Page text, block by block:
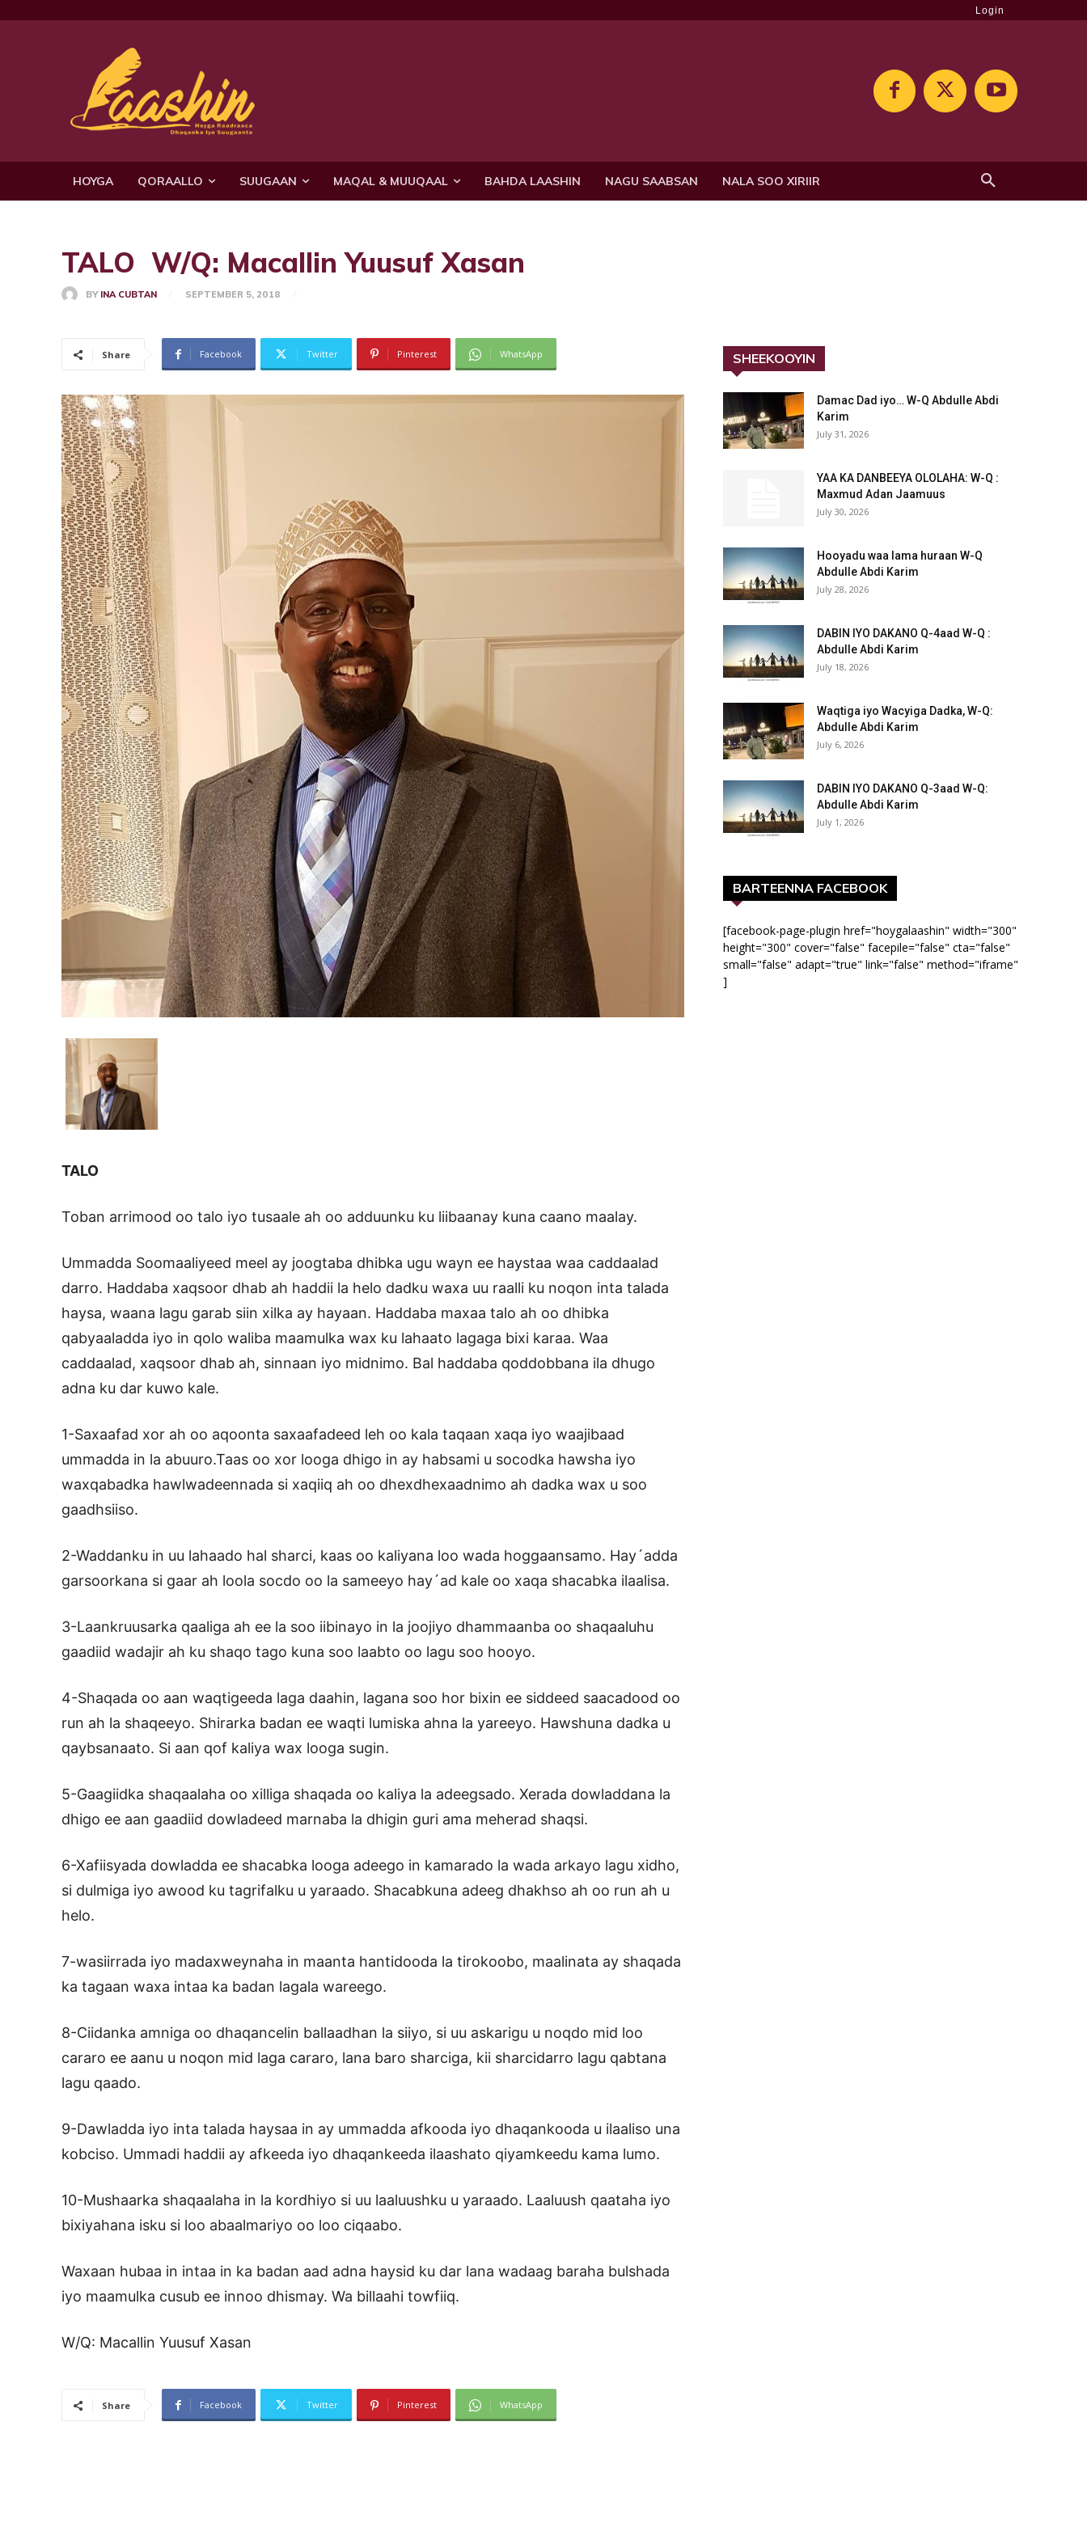
Login
HOYGA QORAALLO SUUGAAN MAQAL & MUUQAAL BAHDA LAASHIN NAGU SAABSAN NALA SOO XIRIIR
TALO W/Q: Macallin Yuusuf Xasan
BY INA CUBTAN SEPTEMBER 5, 2018
Share Facebook Twitter Pinterest WhatsApp
TALO
Toban arrimood oo talo iyo tusaale ah oo adduunku ku liibaanay kuna caano maalay.
Ummadda Soomaaliyeed meel ay joogtaba dhibka ugu wayn ee haystaa waa caddaalad
darro. Haddaba xaqsoor dhab ah haddii la helo dadku waxa uu raalli ku noqon inta talada
haysa, waana lagu garab siin xilka ay hayaan. Haddaba maxaa talo ah oo dhibka
qabyaaladda iyo in qolo waliba maamulka wax ku lahaato lagaga bixi karaa. Waa
caddaalad, xaqsoor dhab ah, sinnaan iyo midnimo. Bal haddaba qoddobbana ila dhugo
adna ku dar kuwo kale.
1-Saxaafad xor ah oo aqoonta saxaafadeed leh oo kala taqaan xaqa iyo waajibaad
ummadda in la abuuro.Taas oo xor looga dhigo in ay habsami u socodka hawsha iyo
waxqabadka hawlwadeennada si xaqiiq ah oo dhexdhexaadnimo ah dadka wax u soo
gaadhsiiso.
2-Waddanku in uu lahaado hal sharci, kaas oo kaliyana loo wada hoggaansamo. Hay´adda
garsoorkana si gaar ah loola socdo oo la sameeyo hay´ad kale oo xaqa shacabka ilaalisa.
3-Laankruusarka qaaliga ah ee la soo iibinayo in la joojiyo dhammaanba oo shaqaaluhu
gaadiid wadajir ah ku shaqo tago kuna soo laabto oo lagu soo hooyo.
4-Shaqada oo aan waqtigeeda laga daahin, lagana soo hor bixin ee siddeed saacadood oo
run ah la shaqeeyo. Shirarka badan ee waqti lumiska ahna la yareeyo. Hawshuna dadka u
qaybsanaato. Si aan qof kaliya wax looga sugin.
5-Gaagiidka shaqaalaha oo xilliga shaqada oo kaliya la adeegsado. Xerada dowladdana la
dhigo ee aan gaadiid dowladeed marnaba la dhigin guri ama meherad shaqsi.
6-Xafiisyada dowladda ee shacabka looga adeego in kamarado la wada arkayo lagu xidho,
si dulmiga iyo awood ku tagrifalku u yaraado. Shacabkuna adeeg dhakhso ah oo run ah u
helo.
7-wasiirrada iyo madaxweynaha in maanta hantidooda la tirokoobo, maalinata ay shaqada
ka tagaan waxa intaa ka badan lagala wareego.
8-Ciidanka amniga oo dhaqancelin ballaadhan la siiyo, si uu askarigu u noqdo mid loo
cararo ee aanu u noqon mid laga cararo, lana baro sharciga, kii sharcidarro lagu qabtana
lagu qaado.
9-Dawladda iyo inta talada haysaa in ay ummadda afkooda iyo dhaqankooda u ilaaliso una
kobciso. Ummadi haddii ay afkeeda iyo dhaqankeeda ilaashato qiyamkeedu kama lumo.
10-Mushaarka shaqaalaha in la kordhiyo si uu laaluushku u yaraado. Laaluush qaataha iyo
bixiyahana isku si loo abaalmariyo oo loo ciqaabo.
Waxaan hubaa in intaa in ka badan aad adna haysid ku dar lana wadaag baraha bulshada
iyo maamulka cusub ee innoo dhismay. Wa billaahi towfiiq.
W/Q: Macallin Yuusuf Xasan
Share Facebook Twitter Pinterest WhatsApp
SHEEKOOYIN
Damac Dad iyo… W-Q Abdulle Abdi
Karim
July 31, 2026
YAA KA DANBEEYA OLOLAHA: W-Q :
Maxmud Adan Jaamuus
July 30, 2026
Hooyadu waa lama huraan W-Q
Abdulle Abdi Karim
July 28, 2026
DABIN IYO DAKANO Q-4aad W-Q :
Abdulle Abdi Karim
July 18, 2026
Waqtiga iyo Wacyiga Dadka, W-Q:
Abdulle Abdi Karim
July 6, 2026
DABIN IYO DAKANO Q-3aad W-Q:
Abdulle Abdi Karim
July 1, 2026
BARTEENNA FACEBOOK
[facebook-page-plugin href="hoygalaashin" width="300"
height="300" cover="false" facepile="false" cta="false"
small="false" adapt="true" link="false" method="iframe"
]